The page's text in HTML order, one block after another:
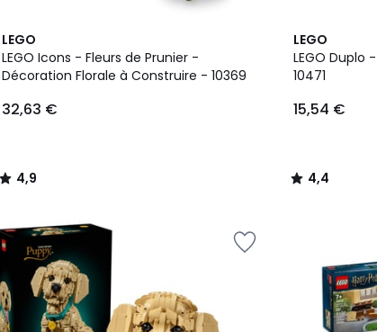
LEGO
LEGO Icons - Fleurs de Prunier -
Décoration Florale à Construire - 10369
32,63 €
4,9
/ 5
4,9
/
LEGO
LEGO
10471
15,54 €
4,4
/ 5
4,4
/